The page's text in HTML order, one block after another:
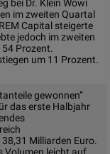
bei Dr. Klein Wowi
im zweiten Quartal
Capital steigerte
jedoch im zweiten
Prozent.
um 11 Prozent.
gewonnen”
das erste Halbjahr
Milliarden Euro.